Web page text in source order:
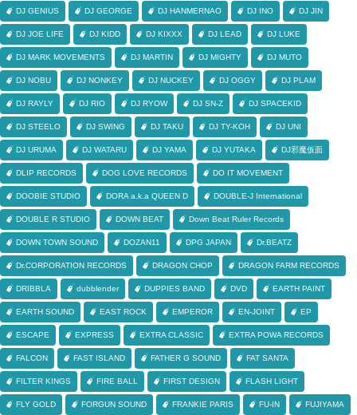
DJ GENIUS DJ GEORGE DJ HANMERNAO DJ INO DJ JIN
DJ JOE LIFE DJ KIDD DJ KIXXX DJ LEAD DJ LUKE
DJ MARK MOVEMENTS DJ MARTIN DJ MIGHTY DJ MUTO
DJ NOBU DJ NONKEY DJ NUCKEY DJ OGGY DJ PLAM
DJ RAYLY DJ RIO DJ RYOW DJ SN-Z DJ SPACEKID
DJ STEELO DJ SWING DJ TAKU DJ TY-KOH DJ UNI
DJ URUMA DJ WATARU DJ YAMA DJ YUTAKA DJ邪魔仮面
DLIP RECORDS DOG LOVE RECORDS DO IT MOVEMENT
DOOBIE STUDIO DORA a.k.a QUEEN D DOUBLE-J International
DOUBLE R STUDIO DOWN BEAT Down Beat Ruler Records
DOWN TOWN SOUND DOZAN11 DPG JAPAN Dr.BEATZ
Dr.CORPORATION RECORDS DRAGON CHOP DRAGON FARM RECORDS
DRIBBLA dubblender DUPPIES BAND DVD EARTH PAINT
EARTH SOUND EAST ROCK EMPEROR EN-JOINT EP
ESCAPE EXPRESS EXTRA CLASSIC EXTRA POWA RECORDS
FALCON FAST ISLAND FATHER G SOUND FAT SANTA
FILTER KINGS FIRE BALL FIRST DESIGN FLASH LIGHT
FLY GOLD FORGUN SOUND FRANKIE PARIS FU-IN FUJIYAMA